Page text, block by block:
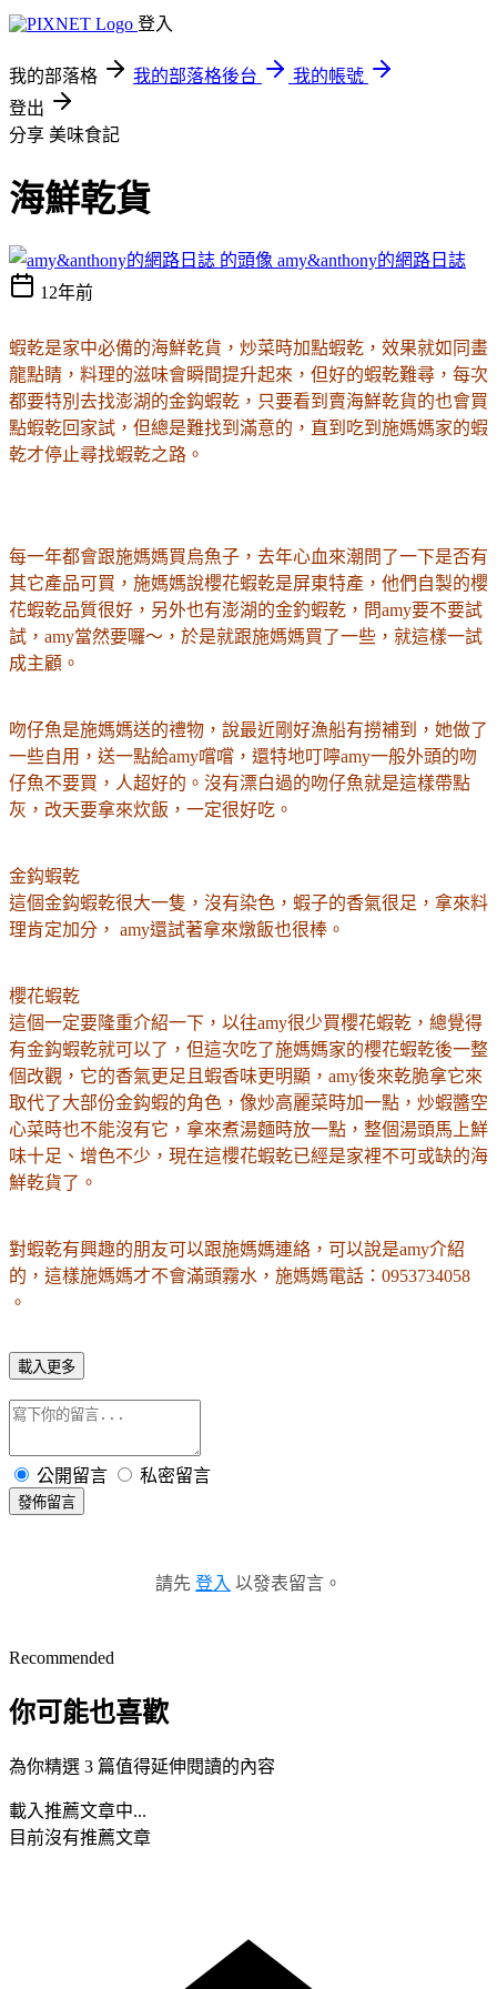
登入
我的部落格 我的部落格後台
我的帳號
登出
分享 美味食記
海鮮乾貨
amy&anthony的網路日誌
12年前
蝦乾是家中必備的海鮮乾貨，炒菜時加點蝦乾，效果就如同畫
龍點睛，料理的滋味會瞬間提升起來，但好的蝦乾難尋，每次
都要特別去找澎湖的金鈎蝦乾，只要看到賣海鮮乾貨的也會買
點蝦乾回家試，但總是難找到滿意的，直到吃到施媽媽家的蝦
乾才停止尋找蝦乾之路。
每一年都會跟施媽媽買烏魚子，去年心血來潮問了一下是否有
其它產品可買，施媽媽說櫻花蝦乾是屏東特產，他們自製的櫻
花蝦乾品質很好，另外也有澎湖的金釣蝦乾，問amy要不要試
試，amy當然要囉～，於是就跟施媽媽買了一些，就這樣一試
成主顧。
吻仔魚是施媽媽送的禮物，說最近剛好漁船有撈補到，她做了
一些自用，送一點給amy嚐嚐，還特地叮嚀amy一般外頭的吻
仔魚不要買，人超好的。沒有漂白過的吻仔魚就是這樣帶點
灰，改天要拿來炊飯，一定很好吃。
金鈎蝦乾
這個金鈎蝦乾很大一隻，沒有染色，蝦子的香氣很足，拿來料
理肯定加分， amy還試著拿來燉飯也很棒。
櫻花蝦乾
這個一定要隆重介紹一下，以往amy很少買櫻花蝦乾，總覺得
有金鈎蝦乾就可以了，但這次吃了施媽媽家的櫻花蝦乾後一整
個改觀，它的香氣更足且蝦香味更明顯，amy後來乾脆拿它來
取代了大部份金鈎蝦的角色，像炒高麗菜時加一點，炒蝦醬空
心菜時也不能沒有它，拿來煮湯麵時放一點，整個湯頭馬上鮮
味十足、增色不少，現在這櫻花蝦乾已經是家裡不可或缺的海
鮮乾貨了。
對蝦乾有興趣的朋友可以跟施媽媽連絡，可以說是amy介紹
的，這樣施媽媽才不會滿頭霧水，施媽媽電話： 0953734058
。
載入更多
公開留言 私密留言
發佈留言
請先 登入 以發表留言。
Recommended
你可能也喜歡
為你精選 3 篇值得延伸閱讀的內容
載入推薦文章中...
目前沒有推薦文章